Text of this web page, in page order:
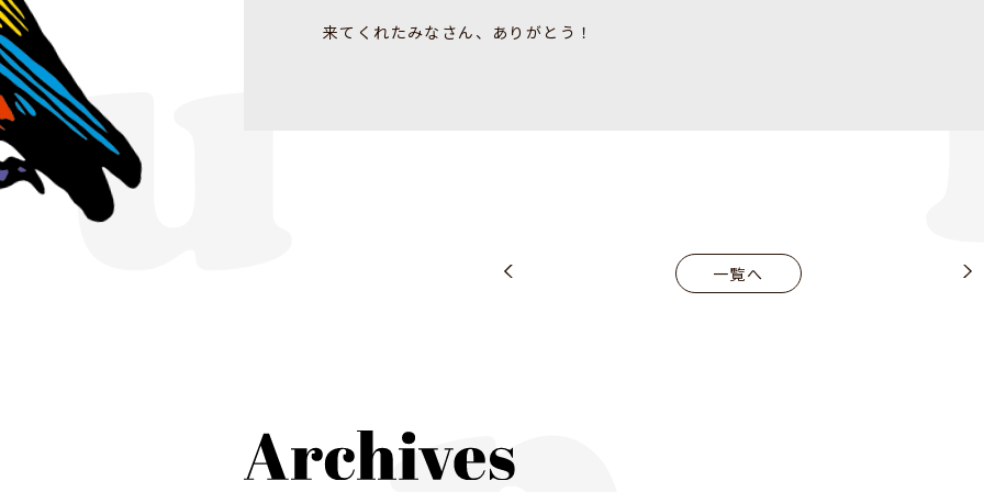
来てくれたみなさん、ありがとう！
一覧へ